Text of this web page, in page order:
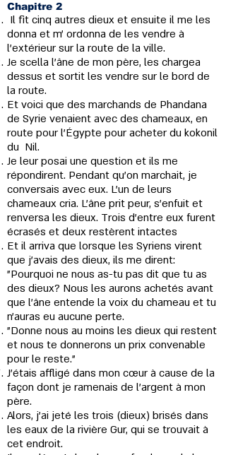
Chapitre 2
Il fit cinq autres dieux et ensuite il me les
donna et m’ ordonna de les vendre à
l'extérieur sur la route de la ville.
Je scella l'âne de mon père, les chargea
dessus et sortit les vendre sur le bord de
la route.
Et voici que des marchands de Phandana
de Syrie venaient avec des chameaux, en
route pour l'Égypte pour acheter du kokonil
du Nil.
Je leur posai une question et ils me
répondirent. Pendant qu’on marchait, je
conversais avec eux. L'un de leurs
chameaux cria. L'âne prit peur, s'enfuit et
renversa les dieux. Trois d'entre eux furent
écrasés et deux restèrent intactes
Et il arriva que lorsque les Syriens virent
que j'avais des dieux, ils me dirent:
"Pourquoi ne nous as-tu pas dit que tu as
des dieux? Nous les aurons achetés avant
que l'âne entende la voix du chameau et tu
n'auras eu aucune perte.
"Donne nous au moins les dieux qui restent
et nous te donnerons un prix convenable
pour le reste."
J'étais affligé dans mon cœur à cause de la
façon dont je ramenais de l’argent à mon
père.
Alors, j'ai jeté les trois (dieux) brisés dans
les eaux de la rivière Gur, qui se trouvait à
cet endroit.